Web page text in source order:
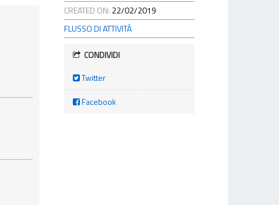
CREATED ON: 22/02/2019
FLUSSO DI ATTIVITÀ
CONDIVIDI
Twitter
Facebook